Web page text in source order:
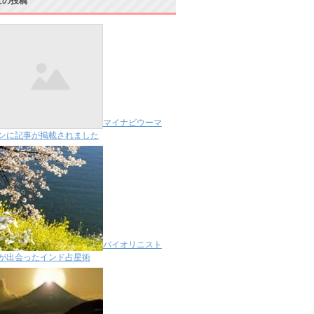
マイナビウーマ
に記事が掲載されました
バイオリニスト
出会ったインド占星術